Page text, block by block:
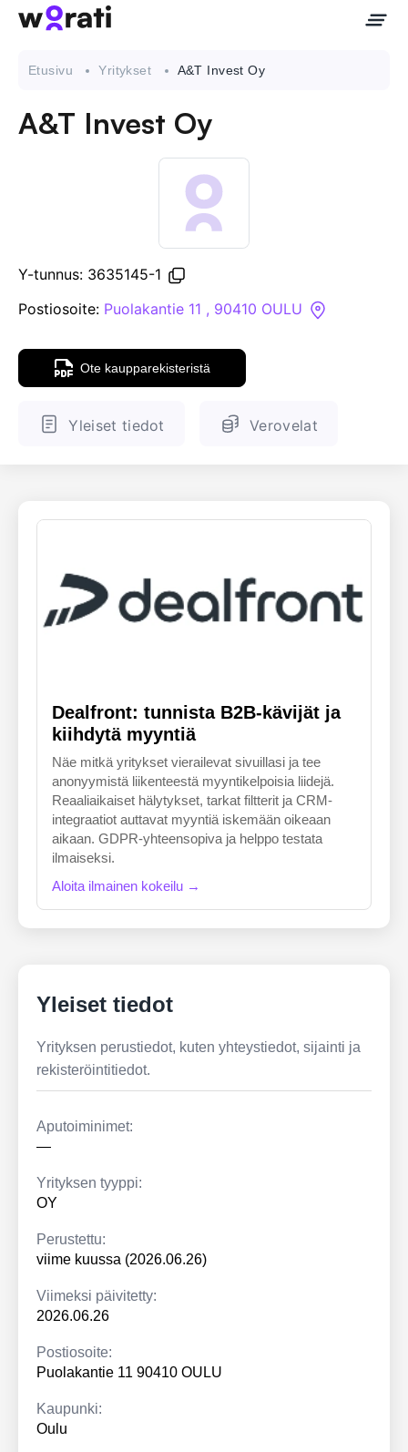
API
Pakotehaku
Etusivu Yritykset A&T Invest Oy
A&T Invest Oy
Y-tunnus: 3635145-1
Postiosoite: Puolakantie 11 , 90410 OULU
Ote kaupparekisteristä
Yleiset tiedot Verovelat
Dealfront: tunnista B2B-kävijät ja
kiihdytä myyntiä
Näe mitkä yritykset vierailevat sivuillasi ja tee
anonyymistä liikenteestä myyntikelpoisia liidejä.
Reaaliaikaiset hälytykset, tarkat filtterit ja CRM-
integraatiot auttavat myyntiä iskemään oikeaan
aikaan. GDPR-yhteensopiva ja helppo testata
ilmaiseksi.
Aloita ilmainen kokeilu →
Yleiset tiedot
Yrityksen perustiedot, kuten yhteystiedot, sijainti ja
rekisteröintitiedot.
Aputoiminimet:
—
Yrityksen tyyppi:
OY
Perustettu:
viime kuussa (2026.06.26)
Viimeksi päivitetty:
2026.06.26
Postiosoite:
Puolakantie 11 90410 OULU
Kaupunki:
Oulu